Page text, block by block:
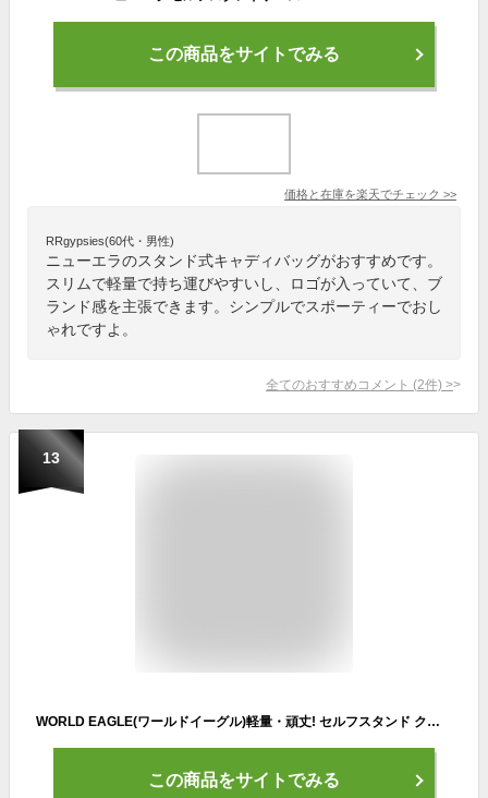
この商品をサイトでみる
価格と在庫を楽天でチェック >>
RRgypsies(60代・男性)
ニューエラのスタンド式キャディバッグがおすすめです。
スリムで軽量で持ち運びやすいし、ロゴが入っていて、ブ
ランド感を主張できます。シンプルでスポーティーでおし
ゃれですよ。
全てのおすすめコメント (2件) >
13
WORLD EAGLE(ワールドイーグル)軽量・頑丈! セルフスタンド クラブケース フード&大型ポケット付き メンズ・レディース兼用 (ホワイト)
この商品をサイトでみる